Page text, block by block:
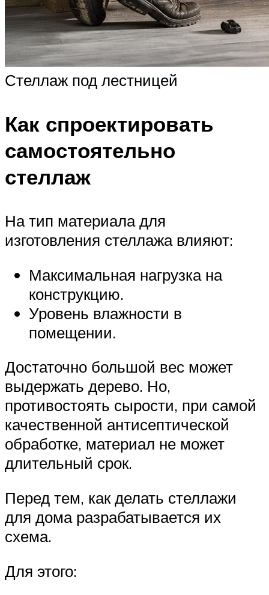
Стеллаж под лестницей
Как спроектировать
самостоятельно
стеллаж
На тип материала для
изготовления стеллажа влияют:
Максимальная нагрузка на
конструкцию.
Уровень влажности в
помещении.
Достаточно большой вес может
выдержать дерево. Но,
противостоять сырости, при самой
качественной антисептической
обработке, материал не может
длительный срок.
Перед тем, как делать стеллажи
для дома разрабатывается их
схема.
Для этого: